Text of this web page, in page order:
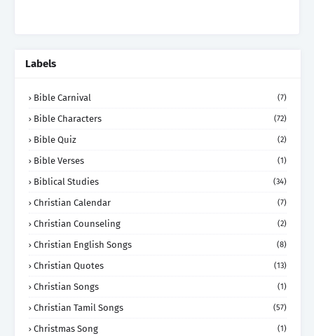
Labels
Bible Carnival (7)
Bible Characters (72)
Bible Quiz (2)
Bible Verses (1)
Biblical Studies (34)
Christian Calendar (7)
Christian Counseling (2)
Christian English Songs (8)
Christian Quotes (13)
Christian Songs (1)
Christian Tamil Songs (57)
Christmas Song (1)